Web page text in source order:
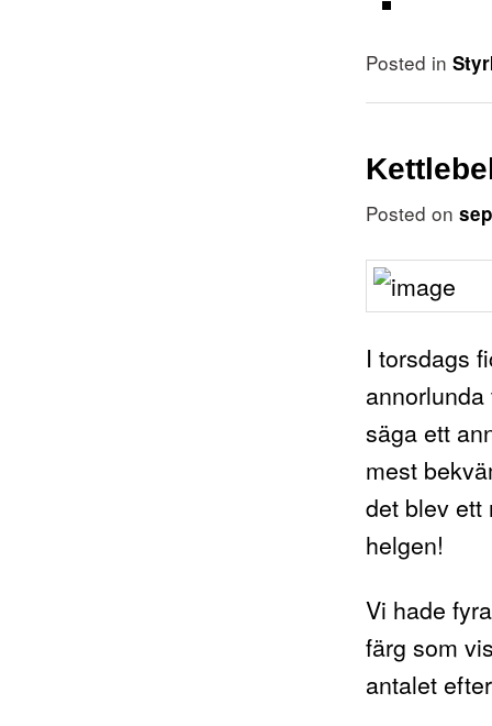
Posted in
Posted on
I torsdags
säga ett
mest
det blev ett
helgen!
Vi hade
färg som
antalet